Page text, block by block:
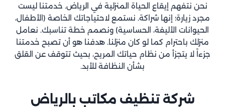
نحن نتفهم إيقاع الحياة المنزلية في الرياض. خدمتنا ليست
مجرد زيارة؛ إنها شراكة. نستمع لاحتياجاتك الخاصة (الأطفال،
الحيوانات الأليفة، الحساسية) ونصمم خطة تناسبك. نعامل
منزلك باحترام كما لو كان منزلنا. هدفنا هو أن تصبح خدمتنا
جزءاً لا يتجزأ من نظام حياتك المريح، بحيث تتوقف عن القلق
بشأن النظافة للأبد.
شركة تنظيف مكاتب بالرياض